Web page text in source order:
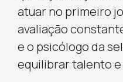
atuar no primeiro
avaliação
e o psicólogo da
equilibrar talento